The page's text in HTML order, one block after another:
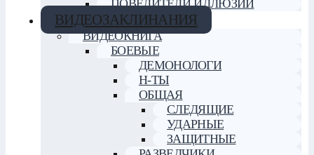
ПОВЕЛИТЕЛИ ИЛЛЮЗИЙ
ВИДЕОЗАКЛИНАНИЯ
ВИДЕОКНИГА
БОЕВЫЕ
ДЕМОНОЛОГИ
Н-ТЫ
ОБЩАЯ
СЛЕДЯЩИЕ
УДАРНЫЕ
ЗАЩИТНЫЕ